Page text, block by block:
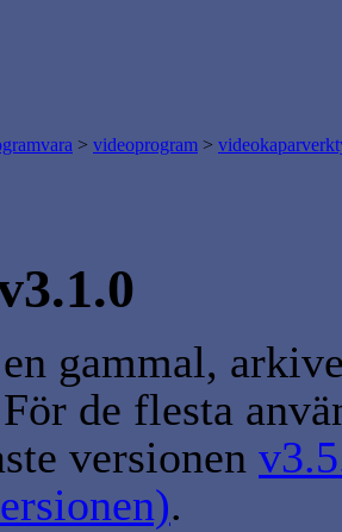
> videoprogram >
gammal,
de flesta
versionen
.